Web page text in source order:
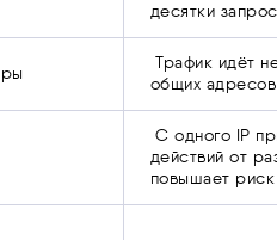
десятки
Трафик идёт
общих адресов
С одного IP
действий от
повышает риск